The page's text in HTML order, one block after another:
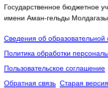
Государственное бюджетное
имени Аман-гельды
Сведения об образовательной
Политика обработки
Пользовательское соглашение
Обратная связь Старая